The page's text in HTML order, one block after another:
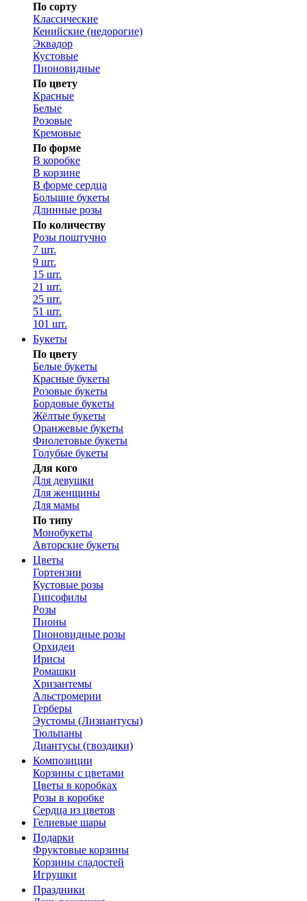
По сорту
Классические
Кенийские (недорогие)
Эквадор
Кустовые
Пионовидные
По цвету
Красные
Белые
Розовые
Кремовые
По форме
В коробке
В корзине
В форме сердца
Большие букеты
Длинные розы
По количеству
Розы поштучно
7 шт.
9 шт.
15 шт.
21 шт.
25 шт.
51 шт.
101 шт.
Букеты
По цвету
Белые букеты
Красные букеты
Розовые букеты
Бордовые букеты
Жёлтые букеты
Оранжевые букеты
Фиолетовые букеты
Голубые букеты
Для кого
Для девушки
Для женщины
Для мамы
По типу
Монобукеты
Авторские букеты
Цветы
Гортензии
Кустовые розы
Гипсофилы
Розы
Пионы
Пионовидные розы
Орхидеи
Ирисы
Ромашки
Хризантемы
Альстромерии
Герберы
Эустомы (Лизиантусы)
Тюльпаны
Диантусы (гвоздики)
Композиции
Корзины с цветами
Цветы в коробках
Розы в коробке
Сердца из цветов
Гелиевые шары
Подарки
Фруктовые корзины
Корзины сладостей
Игрушки
Праздники